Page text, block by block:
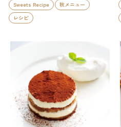
Sweets Recipe
秋メニュー
レシピ